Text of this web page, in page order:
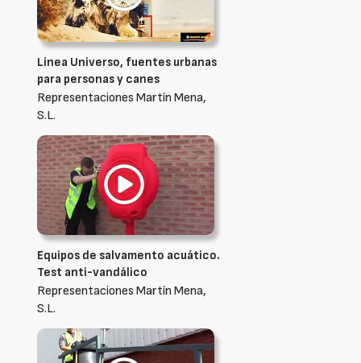
Línea Universo, fuentes urbanas
para personas y canes
Representaciones Martín Mena,
S.L.
Equipos de salvamento acuático.
Test anti-vandálico
Representaciones Martín Mena,
S.L.